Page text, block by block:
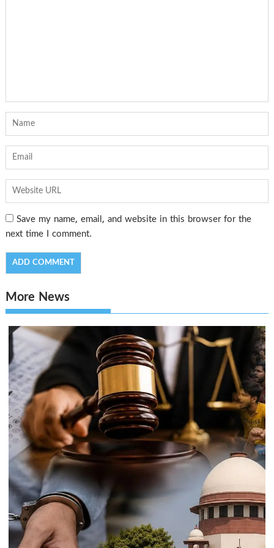
Save my name, email, and website in this browser for the
next time I comment.
More News